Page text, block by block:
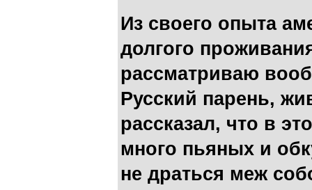
Из своего опыта
долгого
рассматриваю
Русский парень,
рассказал, что в
много пьяных и
не драться меж